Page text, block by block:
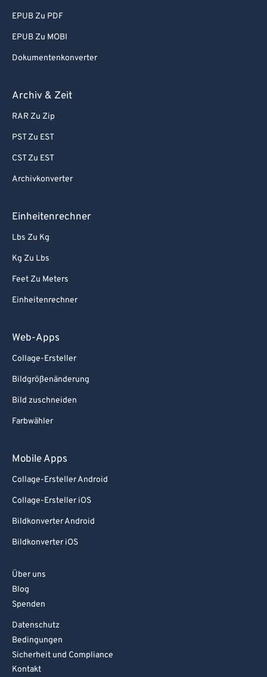
EPUB Zu PDF
EPUB Zu MOBI
Dokumentenkonverter
Archiv & Zeit
RAR Zu Zip
PST Zu EST
CST Zu EST
Archivkonverter
Einheitenrechner
Lbs Zu Kg
Kg Zu Lbs
Feet Zu Meters
Einheitenrechner
Web-Apps
Collage-Ersteller
Bildgrößenänderung
Bild zuschneiden
Farbwähler
Mobile Apps
Collage-Ersteller Android
Collage-Ersteller iOS
Bildkonverter Android
Bildkonverter iOS
Über uns
Blog
Spenden
Datenschutz
Bedingungen
Sicherheit und Compliance
Kontakt